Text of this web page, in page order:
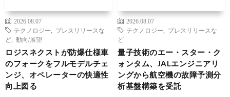
2026.08.07
テクノロジー
プレスリリースな
ど
動向/展望
ロジスネクストが防爆仕様車
のフォークをフルモデルチェ
ンジ、オペレーターの快適性
向上図る
2026.08.07
テクノロジー
プレスリリースな
ど
量子技術のエー・スター・ク
ォンタム、JALエンジニアリ
ングから航空機の故障予測分
析基盤構築を受託